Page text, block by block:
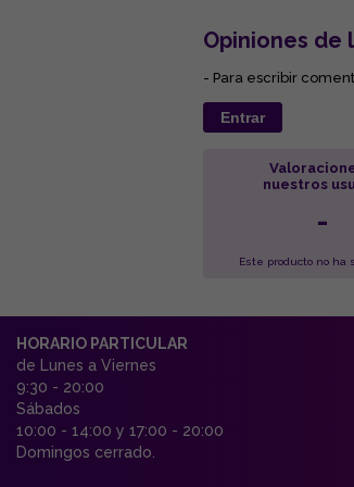
Opiniones de
- Para escribir
Entrar
nuestros
-
Este producto no ha
HORARIO PARTICULAR
de Lunes a Viernes
9:30 - 20:00
Sábados
10:00 - 14:00 y 17:00 - 20:00
Domingos cerrado.